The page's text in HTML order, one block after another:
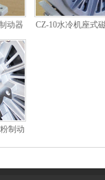
动器 CZ-10水冷机座式
制动